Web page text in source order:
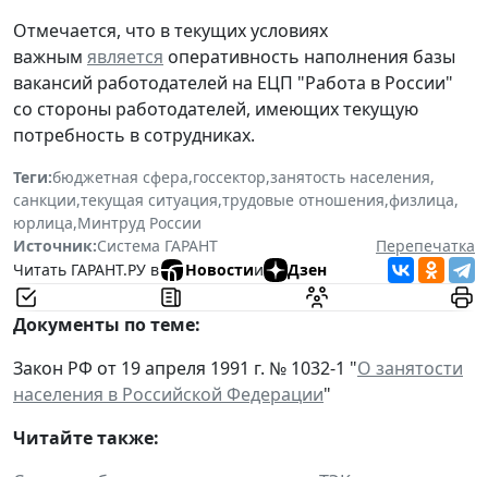
Отмечается, что в текущих условиях
важным является оперативность наполнения базы
вакансий работодателей на ЕЦП "Работа в России"
со стороны работодателей, имеющих текущую
потребность в сотрудниках.
Теги:бюджетная сфера,госсектор,занятость населения,
санкции,текущая ситуация,трудовые отношения,физлица,
юрлица,Минтруд России
Источник:Система ГАРАНТ
Перепечатка
Читать ГАРАНТ.РУ в
Новостии Дзен
Документы по теме:
Закон РФ от 19 апреля 1991 г. № 1032-1 "О занятости
населения в Российской Федерации"
Читайте также: